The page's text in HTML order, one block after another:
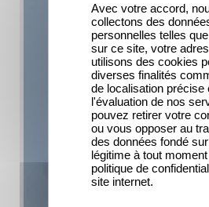
Avec votre accord,
collectons des
personnelles telles
sur ce site, votre
utilisons des cookies
diverses finalités
de localisation précise
l'évaluation de nos
pouvez retirer votre
ou vous opposer au
des données fondé
légitime à tout
politique de
site internet.